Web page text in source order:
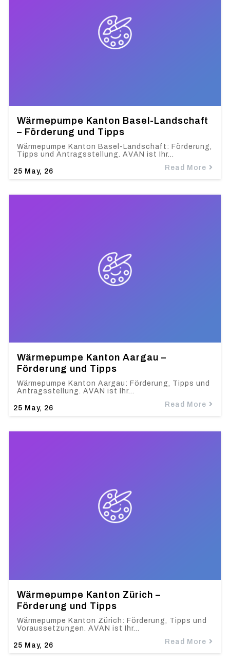
Wärmepumpe Kanton Basel-Landschaft
– Förderung und Tipps
25 May, 26
Wärmepumpe Kanton Basel-Landschaft: Förderung,
Tipps und Antragsstellung. AVAN ist Ihr…
Read More
Wärmepumpe Kanton Aargau –
Förderung und Tipps
25 May, 26
Wärmepumpe Kanton Aargau: Förderung, Tipps und
Antragsstellung. AVAN ist Ihr…
Read More
Wärmepumpe Kanton Zürich –
Förderung und Tipps
25 May, 26
Wärmepumpe Kanton Zürich: Förderung, Tipps und
Voraussetzungen. AVAN ist Ihr…
Read More